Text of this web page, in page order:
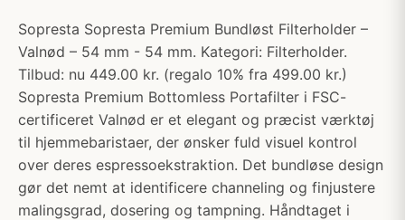
Sopresta Sopresta Premium Bundløst Filterholder –
Valnød – 54 mm - 54 mm. Kategori: Filterholder.
Tilbud: nu 449.00 kr. (regalo 10% fra 499.00 kr.)
Sopresta Premium Bottomless Portafilter i FSC-
certificeret Valnød er et elegant og præcist værktøj
til hjemmebaristaer, der ønsker fuld visuel kontrol
over deres espressoekstraktion. Det bundløse design
gør det nemt at identificere channeling og finjustere
malingsgrad, dosering og tampning. Håndtaget i